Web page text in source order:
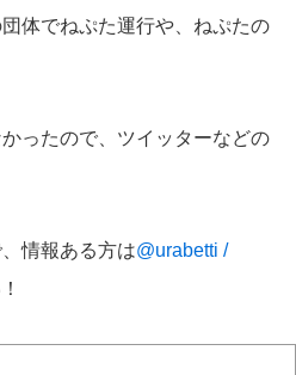
体でねぷた運行や、ねぷたの
ったので、ツイッターなどの
情報ある方は@urabetti /